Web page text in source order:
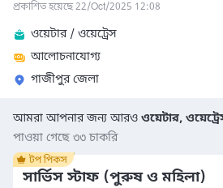
প্রকাশিত হয়েছে 22/Oct/2025 12:08
ওয়েটার / ওয়েট্রেস
আলোচনাযোগ্য
গাজীপুর জেলা
আমরা আপনার জন্য আরও ওয়েটার,
পাওয়া গেছে ৩৩ চাকরি
সার্ভিস স্টাফ (পুরুষ ও মহিলা)